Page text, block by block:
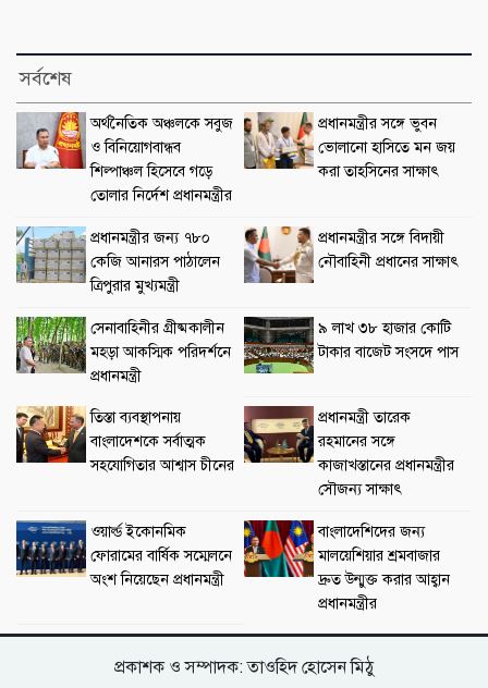
সর্বশেষ
অর্থনৈতিক অঞ্চলকে সবুজ
ও বিনিয়োগবান্ধব
শিল্পাঞ্চল হিসেবে গড়ে
তোলার নির্দেশ প্রধানমন্ত্রীর
প্রধানমন্ত্রীর সঙ্গে ভুবন
ভোলানো হাসিতে মন জয়
করা তাহসিনের সাক্ষাৎ
প্রধানমন্ত্রীর জন্য ৭৮০
কেজি আনারস পাঠালেন
ত্রিপুরার মুখ্যমন্ত্রী
প্রধানমন্ত্রীর সঙ্গে বিদায়ী
নৌবাহিনী প্রধানের সাক্ষাৎ
সেনাবাহিনীর গ্রীষ্মকালীন
মহড়া আকস্মিক পরিদর্শনে
প্রধানমন্ত্রী
৯ লাখ ৩৮ হাজার কোটি
টাকার বাজেট সংসদে পাস
তিস্তা ব্যবস্থাপনায়
বাংলাদেশকে সর্বাত্মক
সহযোগিতার আশ্বাস চীনের
প্রধানমন্ত্রী তারেক
রহমানের সঙ্গে
কাজাখস্তানের প্রধানমন্ত্রীর
সৌজন্য সাক্ষাৎ
ওয়ার্ল্ড ইকোনমিক
ফোরামের বার্ষিক সম্মেলনে
অংশ নিয়েছেন প্রধানমন্ত্রী
বাংলাদেশিদের জন্য
মালয়েশিয়ার শ্রমবাজার
দ্রুত উন্মুক্ত করার আহ্বান
প্রধানমন্ত্রীর
প্রকাশক ও সম্পাদক: তাওহিদ হোসেন মিঠু